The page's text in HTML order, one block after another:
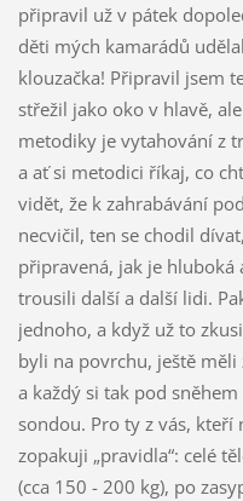
připravil už v pátek
děti mých kamarádů
klouzačka! Připravil jsem
střežil jako oko v hlavě,
metodiky je vytahování z
a ať si metodici říkaj, co
vidět, že k zahrabávání
necvičil, ten se chodil
připravená, jak je hluboká
trousili další a další lidi.
jednoho, a když už to
byli na povrchu, ještě
a každý si tak pod
sondou. Pro ty z vás, kteří
zopakuji „pravidla“: celé
(cca 150 - 200 kg), po